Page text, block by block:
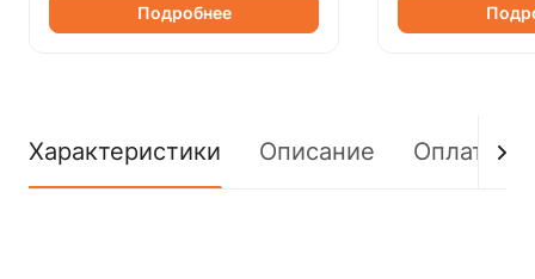
Подробнее
Характеристики Описание Оплата